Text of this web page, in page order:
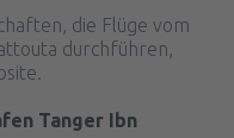
die Flüge vom
durchführen,
Tanger Ibn